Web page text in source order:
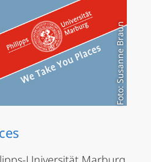
Foto: Susanne Braun